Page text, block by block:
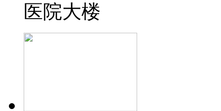
医院大楼